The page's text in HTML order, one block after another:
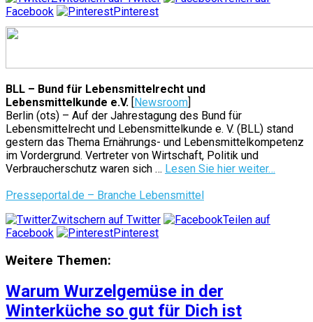
Facebook
Pinterest
BLL – Bund für Lebensmittelrecht und
Lebensmittelkunde e.V. [Newsroom]
Berlin (ots) – Auf der Jahrestagung des Bund für
Lebensmittelrecht und Lebensmittelkunde e. V. (BLL) stand
gestern das Thema Ernährungs- und Lebensmittelkompetenz
im Vordergrund. Vertreter von Wirtschaft, Politik und
Verbraucherschutz waren sich … Lesen Sie hier weiter…
Presseportal.de – Branche Lebensmittel
Zwitschern auf Twitter
Teilen auf
Facebook
Pinterest
Weitere Themen:
Warum Wurzelgemüse in der
Winterküche so gut für Dich ist